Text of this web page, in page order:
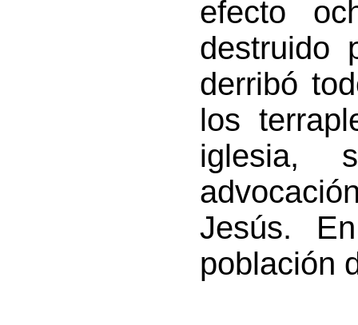
efecto
destruido
derribó
los
iglesia,
Jesús.
población